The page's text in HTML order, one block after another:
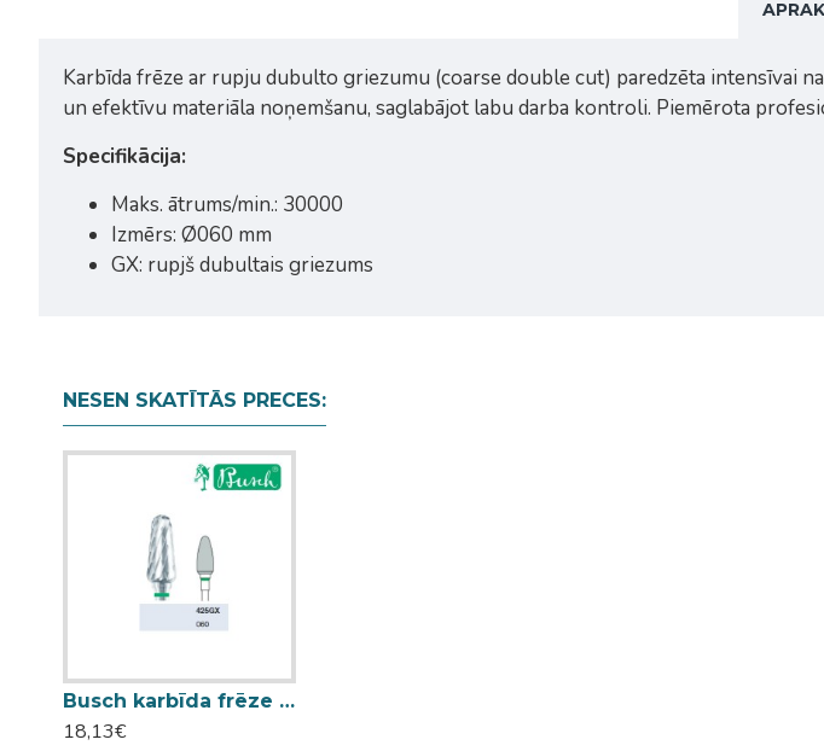
Karbīda frēze ar rupju dubulto griezumu (coarse double cut) paredzēta intensīvai
un efektīvu materiāla noņemšanu, saglabājot labu darba kontroli. Piemērota
Specifikācija:
Maks. ātrums/min.: 30000
Izmērs: Ø060 mm
GX: rupjš dubultais griezums
NESEN SKATĪTĀS PRECES:
Busch karbīda frēze 425GX 060
18,13€